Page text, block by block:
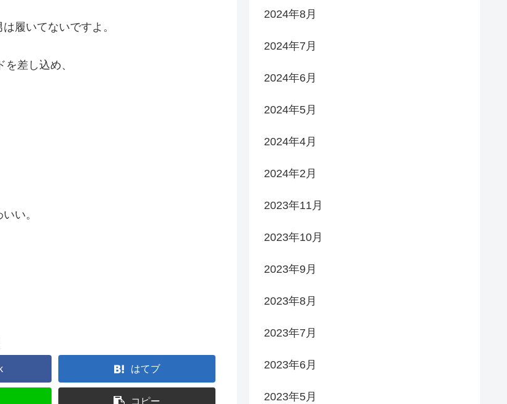
履いてないですよ。
差し込め、
い。
はてブ
コピー
2024年8月
2024年7月
2024年6月
2024年5月
2024年4月
2024年2月
2023年11月
2023年10月
2023年9月
2023年8月
2023年7月
2023年6月
2023年5月